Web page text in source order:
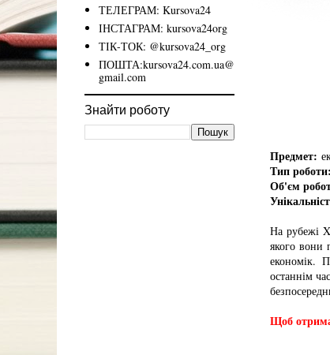
Предмет:
Тип роботи:
Об'єм
На рубежі
якого вони
економік.
останнім
Щоб
ТЕЛЕГРАМ: Kursova24
ІНСТАГРАМ: kursova24org
ТІК-ТОК: @kursova24_org
ПОШТА:kursova24.com.ua@
gmail.com
Знайти роботу